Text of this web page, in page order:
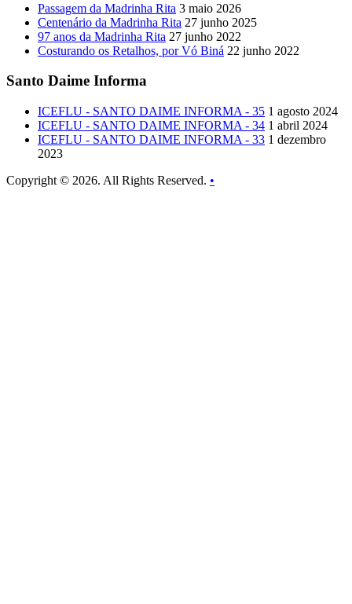
Passagem da Madrinha Rita 3 maio 2026
Centenário da Madrinha Rita 27 junho 2025
97 anos da Madrinha Rita 27 junho 2022
Costurando os Retalhos, por Vó Biná 22 junho 2022
Santo Daime Informa
ICEFLU - SANTO DAIME INFORMA - 35 1 agosto 2024
ICEFLU - SANTO DAIME INFORMA - 34 1 abril 2024
ICEFLU - SANTO DAIME INFORMA - 33 1 dezembro
2023
Copyright © 2026. All Rights Reserved. •